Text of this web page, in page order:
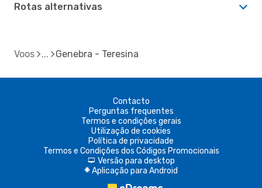
Rotas alternativas
Voos Genebra - Teresina
Contacto
Perguntas frequentes
Termos e condições gerais
Utilização de cookies
Política de privacidade
Termos e Condições dos Códigos Promocionais
d Versão para desktop
A Aplicação para Android